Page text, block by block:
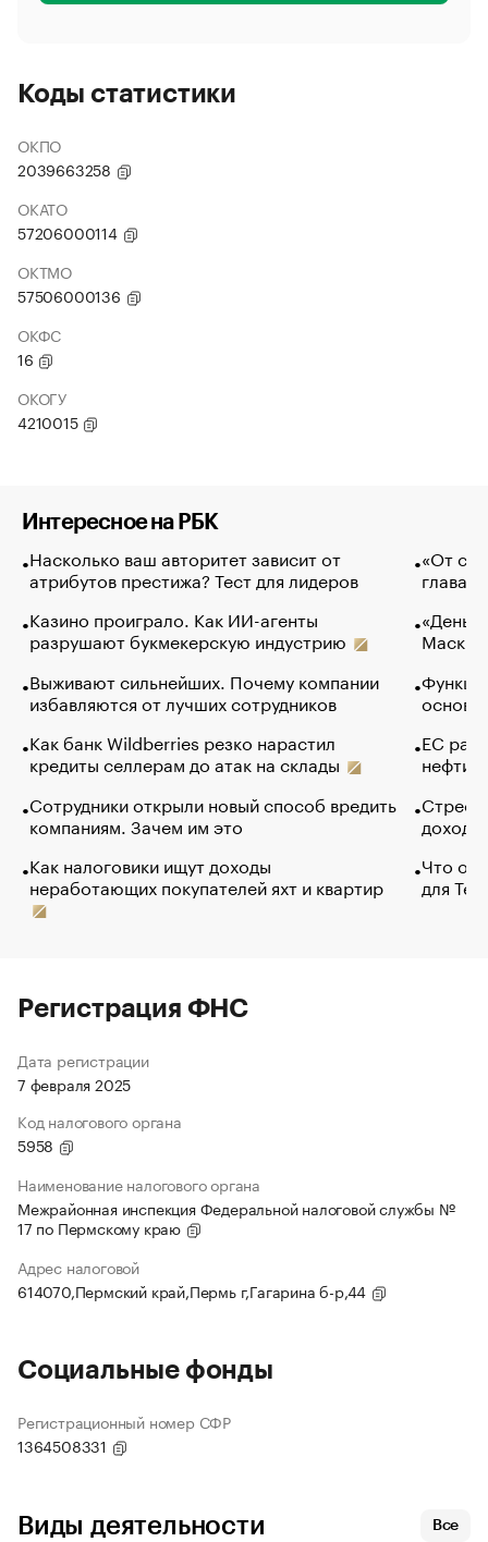
Коды статистики
ОКПО
2039663258
ОКАТО
57206000114
ОКТМО
57506000136
ОКФС
16
ОКОГУ
4210015
Интересное на РБК
Насколько ваш авторитет зависит от
атрибутов престижа? Тест для лидеров
Казино проиграло. Как ИИ-агенты
разрушают букмекерскую индустрию
Выживают сильнейших. Почему компании
избавляются от лучших сотрудников
Как банк Wildberries резко нарастил
кредиты селлерам до атак на склады
Сотрудники открыли новый способ вредить
компаниям. Зачем им это
Как налоговики ищут доходы
неработающих покупателей яхт и квартир
«От
глава
Маск в
основ
ЕС
нефти
Что
для
Регистрация ФНС
Дата регистрации
7 февраля 2025
Код налогового органа
5958
Наименование налогового органа
Межрайонная инспекция Федеральной налоговой службы №
17 по Пермскому краю
Адрес налоговой
614070,Пермский край,Пермь г,Гагарина б-р,44
Социальные фонды
Регистрационный номер СФР
1364508331
Виды деятельности Все